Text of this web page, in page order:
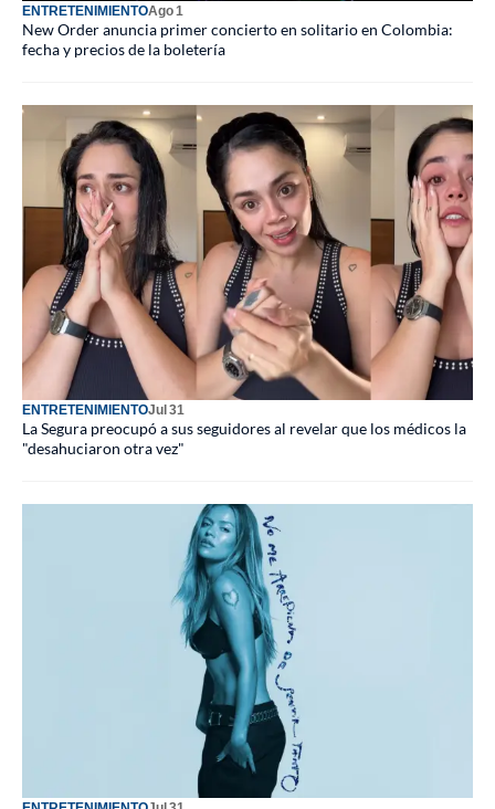
ENTRETENIMIENTOAgo 1
New Order anuncia primer concierto en solitario en Colombia:
fecha y precios de la boletería
ENTRETENIMIENTOJul 31
La Segura preocupó a sus seguidores al revelar que los médicos la
"desahuciaron otra vez"